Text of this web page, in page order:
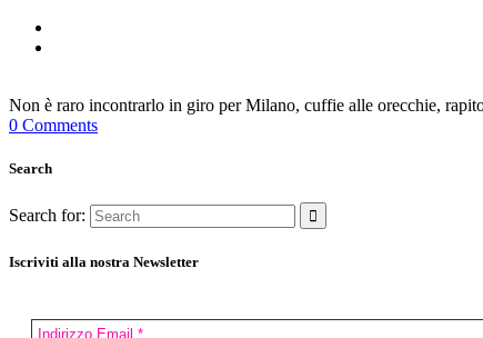
Non è raro incontrarlo in giro per Milano, cuffie alle orecchie,
0 Comments
Search
Search for:
Iscriviti alla nostra Newsletter